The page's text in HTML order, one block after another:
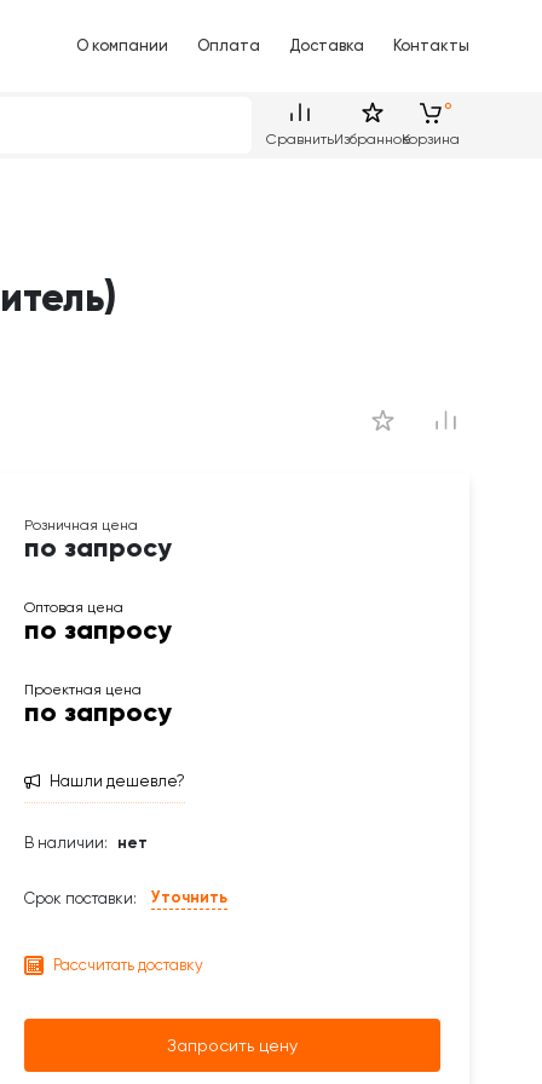
О компании Оплата Доставка Контакты
СравнитьИзбранноеКорзина
по запросу
по запросу
по запросу
Нашли дешевле?
В наличии: нет
Срок поставки: Уточнить
Рассчитать доставку
Запросить цену